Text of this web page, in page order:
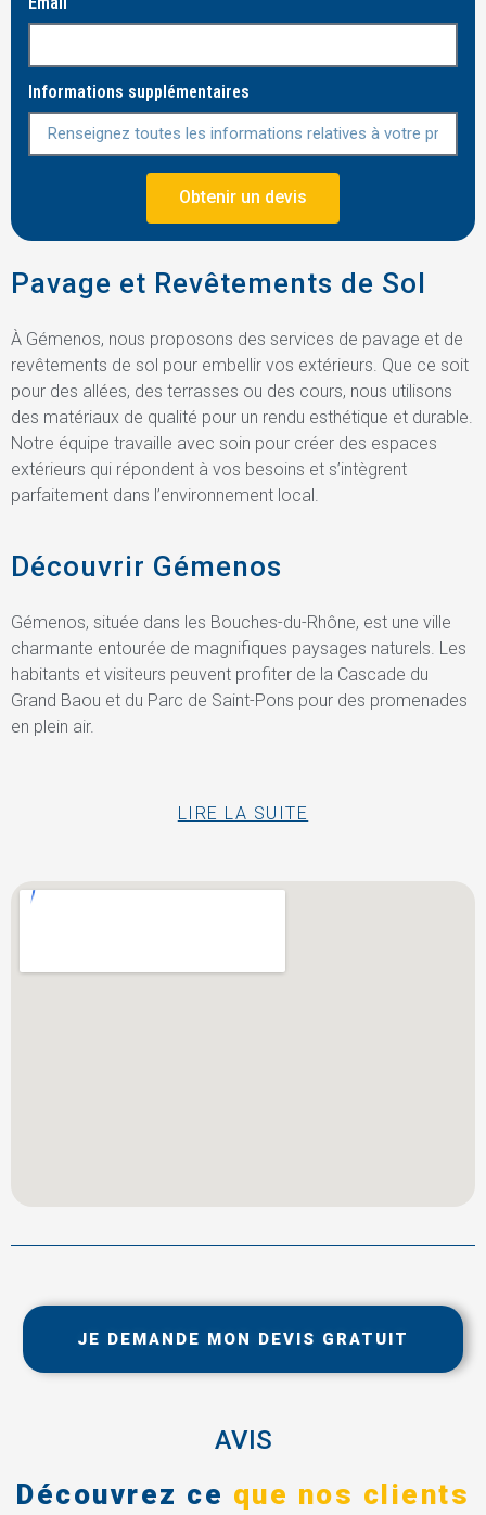
Informations supplémentaires
Obtenir un devis
Pavage et Revêtements de Sol
À Gémenos, nous proposons des services de pavage et de
revêtements de sol pour embellir vos extérieurs. Que ce soit
pour des allées, des terrasses ou des cours, nous utilisons
des matériaux de qualité pour un rendu esthétique et durable.
Notre équipe travaille avec soin pour créer des espaces
extérieurs qui répondent à vos besoins et s’intègrent
parfaitement dans l’environnement local.
Découvrir Gémenos
Gémenos, située dans les Bouches-du-Rhône, est une ville
charmante entourée de magnifiques paysages naturels. Les
habitants et visiteurs peuvent profiter de la Cascade du
Grand Baou et du Parc de Saint-Pons pour des promenades
en plein air.
LIRE LA SUITE
JE DEMANDE MON DEVIS GRATUIT
AVIS
Découvrez ce que nos clients